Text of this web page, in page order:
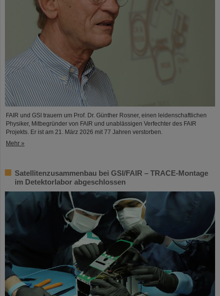
FAIR und GSI trauern um Prof. Dr. Günther Rosner, einen leidenschaftlichen
Physiker, Mitbegründer von FAIR und unablässigen Verfechter des FAIR
Projekts. Er ist am 21. März 2026 mit 77 Jahren verstorben.
Mehr »
Satellitenzusammenbau bei GSI/FAIR – TRACE-Montage
im Detektorlabor abgeschlossen